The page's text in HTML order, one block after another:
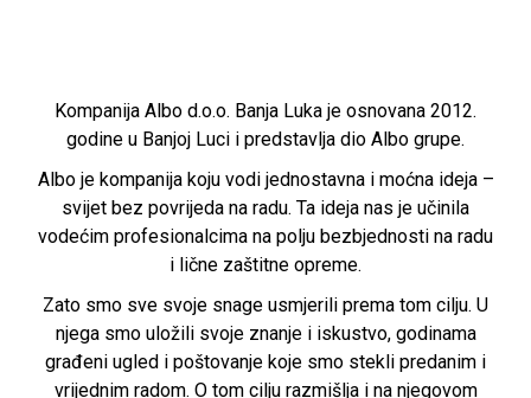
Kompanija Albo d.o.o. Banja Luka je osnovana 2012.
godine u Banjoj Luci i predstavlja dio Albo grupe.
Albo je kompanija koju vodi jednostavna i moćna ideja –
svijet bez povrijeda na radu. Ta ideja nas je učinila
vodećim profesionalcima na polju bezbjednosti na radu
i lične zaštitne opreme.
Zato smo sve svoje snage usmjerili prema tom cilju. U
njega smo uložili svoje znanje i iskustvo, godinama
građeni ugled i poštovanje koje smo stekli predanim i
vrijednim radom. O tom cilju razmišlja i na njegovom